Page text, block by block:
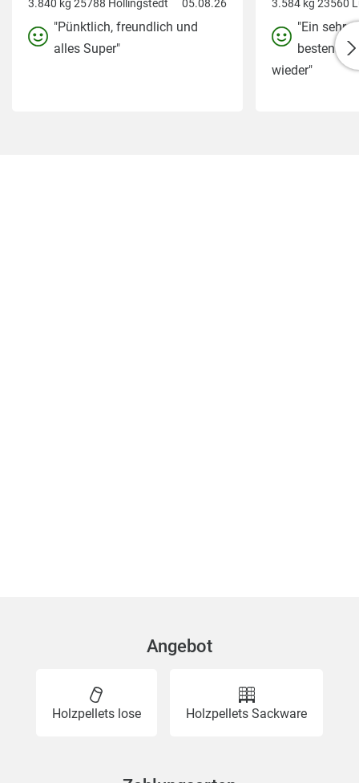
3.840 kg 25788 Hollingstedt 05.08.26
"Pünktlich, freundlich und
alles Super"
3.584 kg 23560
"Ein sehr
bestens
wieder"
Angebot
Holzpellets lose Holzpellets Sackware